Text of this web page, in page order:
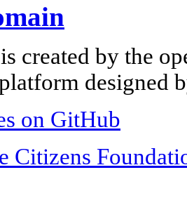
created by the
designed
on GitHub
Citizens